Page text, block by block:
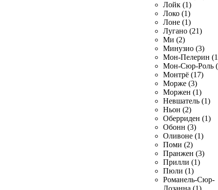
Лойк (1)
Локо (1)
Лоне (1)
Лугано (21)
Ми (2)
Минузио (3)
Мон-Пелерин
Мон-Сюр-Роль
Монтрё (17)
Морже (3)
Моржен (1)
Невшатель (1)
Ньон (2)
Оберриден (1)
Обонн (3)
Оливоне (1)
Поми (2)
Пранжен (3)
Прилли (1)
Пюли (1)
Романель-Сюр-
Лозанна (1)